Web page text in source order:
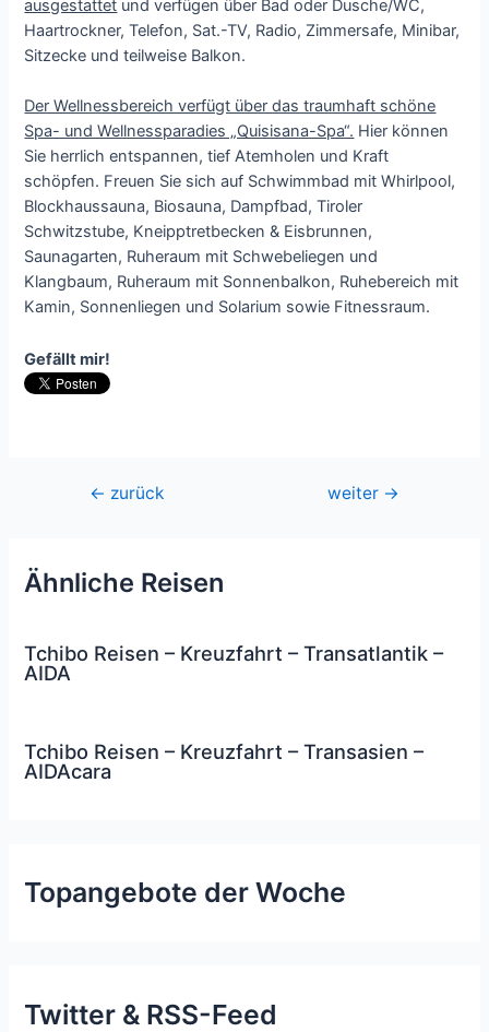
ausgestattet und verfügen über Bad oder Dusche/WC,
Haartrockner, Telefon, Sat.-TV, Radio, Zimmersafe, Minibar,
Sitzecke und teilweise Balkon.
Der Wellnessbereich verfügt über das traumhaft schöne
Spa- und Wellnessparadies „Quisisana-Spa“. Hier können
Sie herrlich entspannen, tief Atemholen und Kraft
schöpfen. Freuen Sie sich auf Schwimmbad mit Whirlpool,
Blockhaussauna, Biosauna, Dampfbad, Tiroler
Schwitzstube, Kneipptretbecken & Eisbrunnen,
Saunagarten, Ruheraum mit Schwebeliegen und
Klangbaum, Ruheraum mit Sonnenbalkon, Ruhebereich mit
Kamin, Sonnenliegen und Solarium sowie Fitnessraum.
Gefällt mir!
Beitragsnavigation
← zurück weiter →
Ähnliche Reisen
Tchibo Reisen – Kreuzfahrt – Transatlantik –
AIDA
Tchibo Reisen – Kreuzfahrt – Transasien –
AIDAcara
Topangebote der Woche
Twitter & RSS-Feed